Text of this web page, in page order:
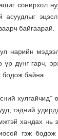
сонирхол
асуудлыг
байгаарай.
нарийн
үр дүнг гарч,
бодож байна.
тэдний
хандах нь
гэж